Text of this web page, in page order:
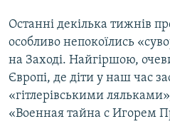
Останні декілька тижнів
особливо непокоїлись
на Заході. Найгіршою,
Європі, де діти у наш час
«гітлерівськими
«Военная тайна с Игорем